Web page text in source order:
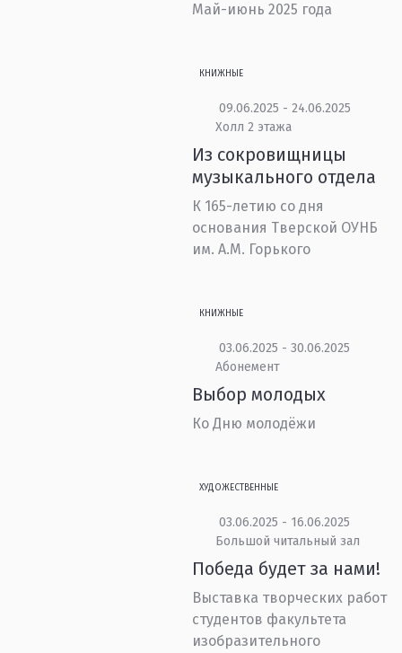
Май-июнь 2025 года
КНИЖНЫЕ
09.06.2025 - 24.06.2025
Холл 2 этажа
Из сокровищницы
музыкального отдела
К 165-летию со дня
основания Тверской ОУНБ
им. А.М. Горького
КНИЖНЫЕ
03.06.2025 - 30.06.2025
Абонемент
Выбор молодых
Ко Дню молодёжи
ХУДОЖЕСТВЕННЫЕ
03.06.2025 - 16.06.2025
Большой читальный зал
Победа будет за нами!
Выставка творческих работ
студентов факультета
изобразительного